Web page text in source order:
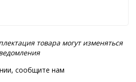
товара могут изменяться
сообщите нам